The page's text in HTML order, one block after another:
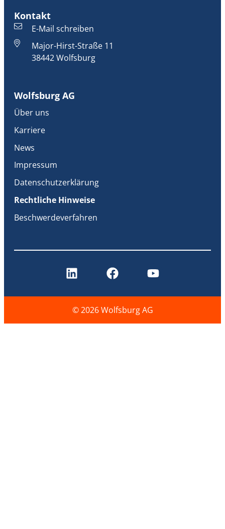
Kontakt
E-Mail schreiben
Major-Hirst-Straße 11
38442 Wolfsburg
Wolfsburg AG
Über uns
Karriere
News
Impressum
Datenschutzerklärung
Rechtliche Hinweise
Beschwerdeverfahren
© 2026 Wolfsburg AG